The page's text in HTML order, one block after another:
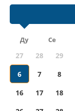
Ду Се
27 28 29
6
7 8
16
17 18